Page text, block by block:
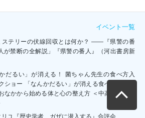
イベント一覧
ステリーの伏線回収とは何か？ ――『県警の番
が禁断の全解説」『県警の番人』（河出書房新
だるい」が消える！ 菌ちゃん先生の食べ方入
ショー 「なんかだるい」が消える食べ方とは？
なかから始める体と心の整え方 ＜中高生の保護
ユ『歴史学者、ガザに潜入する』合評会